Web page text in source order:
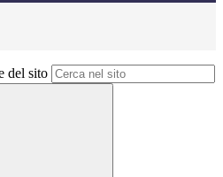
del sito